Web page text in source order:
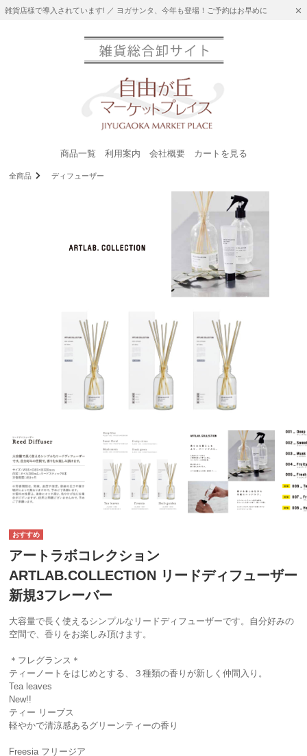
雑貨店様で導入されています! ／ ヨガサンタ、今年も登場！ご予約はお早めに
商品一覧 利用案内 会社概要 カートを見る
全商品 ディフューザー
アートラボコレクション
ARTLAB.COLLECTION リードディフューザー
新規3フレーバー
大容量で長く使えるシンプルなリードディフューザーです。自分好みの
空間で、香りをお楽しみ頂けます。
＊フレグランス＊
ティーノートをはじめとする、３種類の香りが新しく仲間入り。
Tea leaves
New!!
ティー リーブス
軽やかで清涼感あるグリーンティーの香り
Freesia フリージア